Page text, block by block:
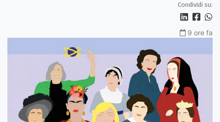
Condividi su:
9 ore fa